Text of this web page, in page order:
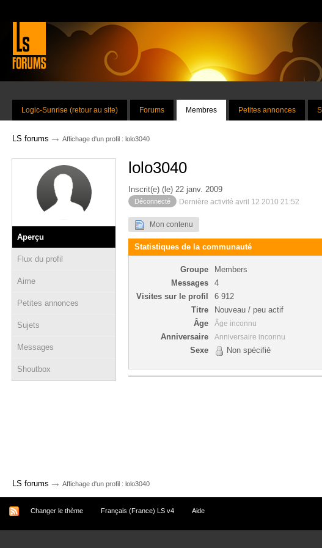
Logic-Sunrise (retour au site) Forums Membres Petites annonces
LS forums → Affichage d'un profil : lolo3040
Aperçu
Flux du profil
Aime
Petites annonces
Sujets
Messages
Shoutbox
lolo3040
Inscrit(e) (le) 22 janv. 2009
Déconnecté Dernière activité avril 12 2010 21:52
Mon contenu
Statistiques de la communauté
Groupe
Members
Messages
4
Visites sur le profil
6 912
Titre
Nouveau / peu actif
Âge
Âge inconnu
Anniversaire Anniversaire inconnu
Sexe Non spécifié
LS forums → Affichage d'un profil : lolo3040
Changer le thème Français (France) LS v4 Aide